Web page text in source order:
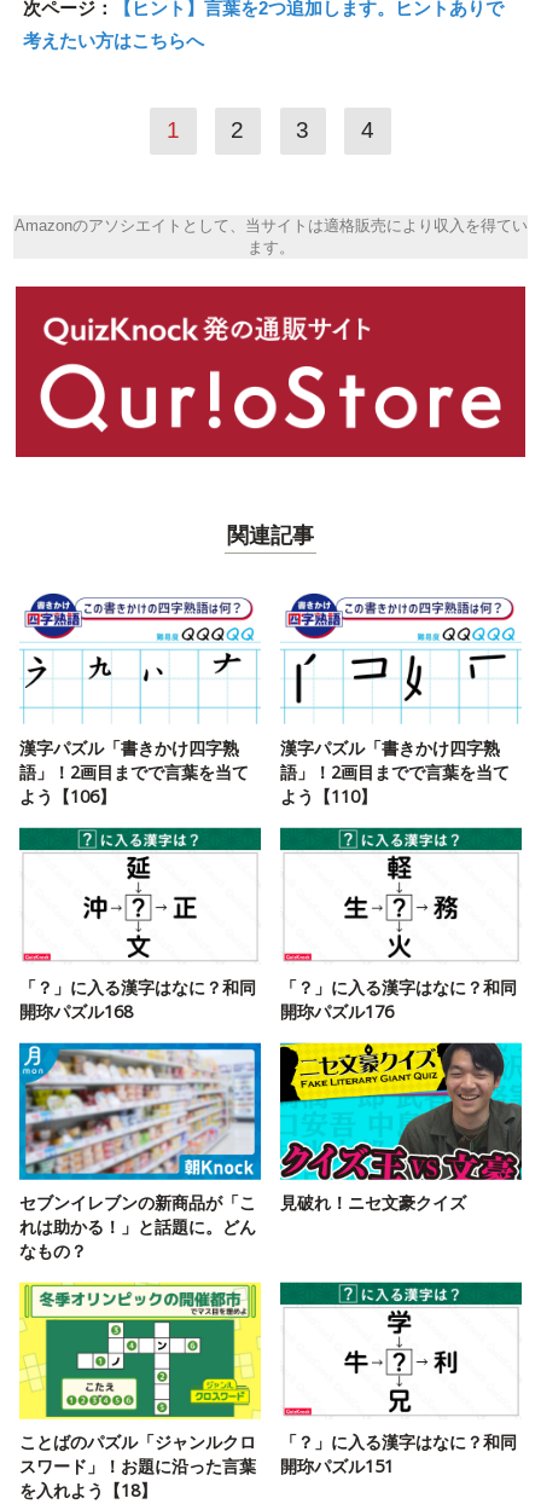
次ページ：
【ヒント】言葉を2つ追加します。ヒントありで
考えたい方はこちらへ
1 2 3 4
Amazonのアソシエイトとして、当サイトは適格販売により収入を得てい
ます。
関連記事
漢字パズル「書きかけ四字熟
語」！2画目までで言葉を当て
よう【106】
漢字パズル「書きかけ四字熟
語」！2画目までで言葉を当て
よう【110】
「？」に入る漢字はなに？和同
開珎パズル168
「？」に入る漢字はなに？和同
開珎パズル176
セブンイレブンの新商品が「こ
れは助かる！」と話題に。どん
なもの？
見破れ！ニセ文豪クイズ
ことばのパズル「ジャンルクロ
スワード」！お題に沿った言葉
を入れよう【18】
「？」に入る漢字はなに？和同
開珎パズル151